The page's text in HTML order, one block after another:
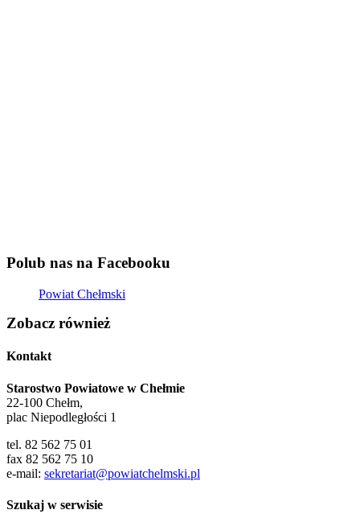
Szukaj w serwisie
Szukaj
Deklaracja dostępności
Wersje językowe